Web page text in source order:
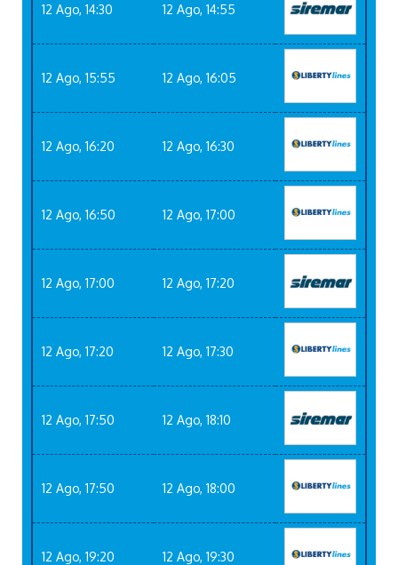
12 Ago, 14:30 12 Ago, 14:55
12 Ago, 15:55 12 Ago, 16:05
12 Ago, 16:20 12 Ago, 16:30
12 Ago, 16:50 12 Ago, 17:00
12 Ago, 17:00 12 Ago, 17:20
12 Ago, 17:20 12 Ago, 17:30
12 Ago, 17:50 12 Ago, 18:10
12 Ago, 17:50 12 Ago, 18:00
12 Ago, 19:20 12 Ago, 19:30